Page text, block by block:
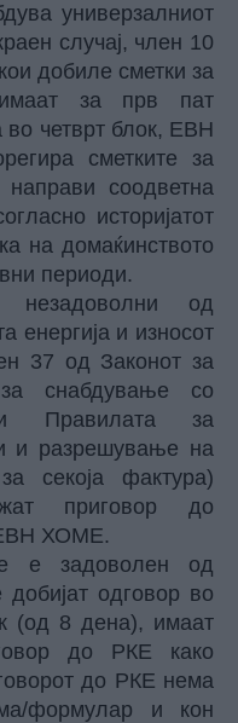
универзалниот
случај, член 10
добиле сметки за
имаат за прв пат
во четврт блок, ЕВН
сметките за
соодветна
историјатот
на домаќинството
периоди.
незадоволни од
енергија и износот
37 од Законот за
за снабдување со
и Правилата за
и разрешување на
секоја фактура)
приговор до
ЕВН ХОМЕ.
е задоволен од
одговор во
(од 8 дена), имаат
до РКЕ како
до РКЕ нема
формулар и кон